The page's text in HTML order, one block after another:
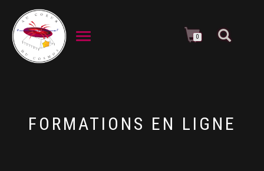
DÉPLIER LA NAVIGATION 0
FORMATIONS EN LIGNE